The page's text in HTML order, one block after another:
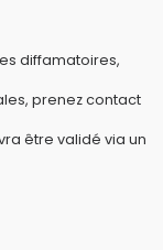
diffamatoires,
prenez contact
être validé via un